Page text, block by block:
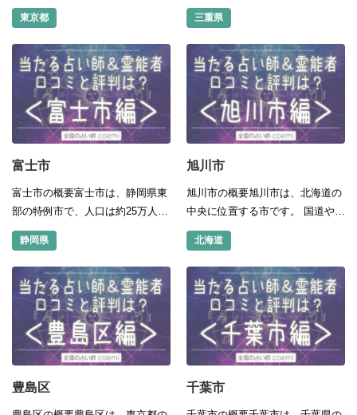
置する区です。 東端には、江戸川
が流れ、千葉県に隣接していま
す。 南部は大半が埋立地で、埋立
地には葛西臨海公園、葛西臨海水
族園が...
東京都
市、保健所政令市の指定を受けて
います。 三重県の県庁所在地であ
る津市より人口が多く、約31万人
の人口は三重県最大となっていま
す。 また、外国...
三重県
富士市
富士市の概要富士市は、静岡県東
部の特例市で、人口は約25万人を
有しています。 富士山の南側に位
置することから、地元の人達から
は「岳南地域」「富士都市圏」と
呼ばれることもあります。 戦前ま
では、沼津市と...
静岡県
旭川市
旭川市の概要旭川市は、北海道の
中央に位置する市です。 国道や鉄
道の起点となり、高速道路や空港
などの整備がされています。 北海
道の文化、政治、経済、産業の中
心都市であり、物流の拠点にもな
って...
北海道
豊島区 千葉市